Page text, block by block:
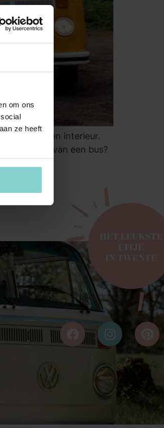
om ons
ze heeft
indeling en interieur.
interieur van een bus?